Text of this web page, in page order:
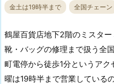
金土は19時半まで 全国チェーン
鶴屋百貨店地下2階のミスタ
靴・バッグの修理まで扱う全
町電停から徒歩1分というア
曜は19時半まで営業している